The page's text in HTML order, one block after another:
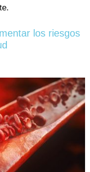
los riesgos